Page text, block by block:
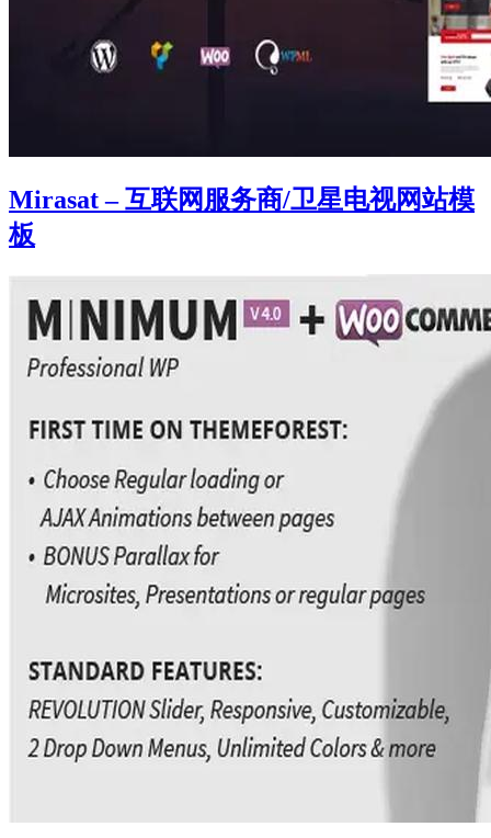
Mirasat – 互联网服务商/卫星电视网站模
板